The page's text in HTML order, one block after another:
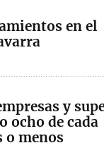
en el
y
ocho de cada
o menos